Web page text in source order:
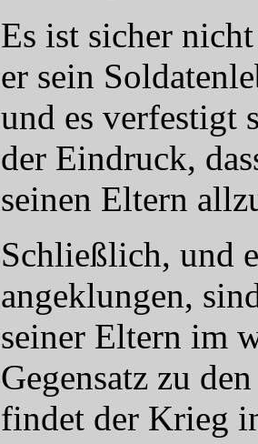
Es ist sicher
er sein
und es verfestigt
der Eindruck,
seinen Eltern
Schließlich, und
angeklungen,
seiner Eltern im
Gegensatz zu
findet der Krieg